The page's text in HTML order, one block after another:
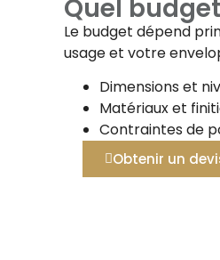
Quel
Le budget dépend
usage et votre
Dimensions et
Matériaux et
Contraintes de
Obtenir un